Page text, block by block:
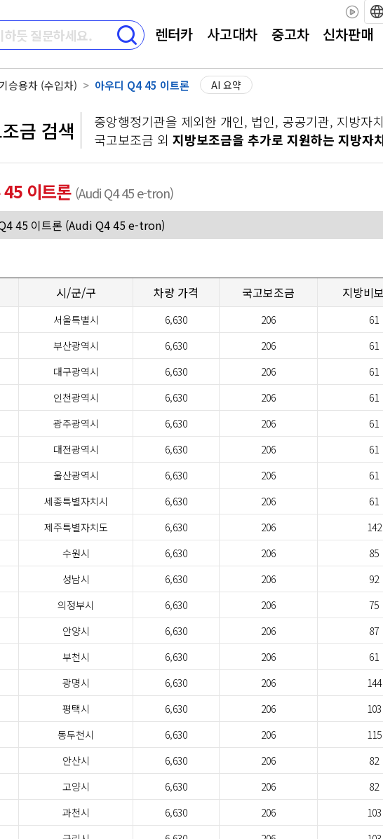
렌터카 사고대차 중고차 신차판매
승용차 (수입차) 아우디 Q4 45 이트론 AI 요약
금 검색
중앙행정기관을 제외한 개인, 법인, 공공기관, 지방자
국고보조금 외 지방보조금을 추가로 지원하는 지방자
이트론 (Audi Q4 45 e-tron)
시/군/구 차량 가격 국고보조금 지방비
서울특별시 6,630 206 61
부산광역시 6,630 206 61
대구광역시 6,630 206 61
인천광역시 6,630 206 61
광주광역시 6,630 206 61
대전광역시 6,630 206 61
울산광역시 6,630 206 61
세종특별자치시 6,630 206 61
제주특별자치도 6,630 206 142
수원시 6,630 206 85
성남시 6,630 206 92
의정부시 6,630 206 75
안양시 6,630 206 87
부천시 6,630 206 61
광명시 6,630 206 144
평택시 6,630 206 103
동두천시 6,630 206 115
안산시 6,630 206 82
고양시 6,630 206 82
과천시 6,630 206 103